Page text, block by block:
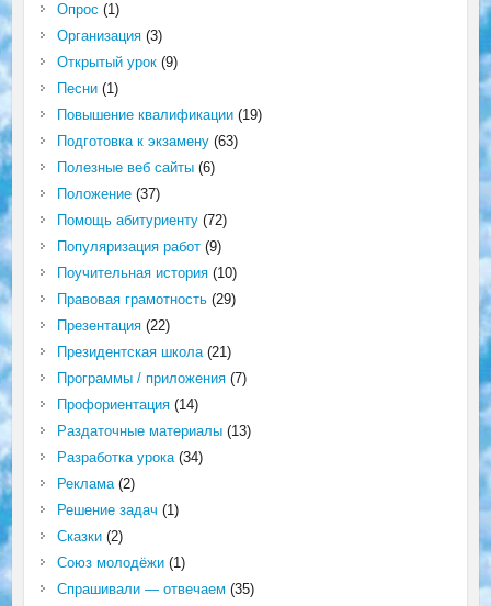
Опрос (1)
Организация(3)
Открытый урок(9)
Песни(1)
Повышение квалификации(19)
Подготовка к экзамену(63)
Полезные веб сайты(6)
Положение(37)
Помощь абитуриенту(72)
Популяризация работ(9)
Поучительная история(10)
Правовая грамотность(29)
Презентация(22)
Президентская школа(21)
Программы / приложения(7)
Профориентация(14)
Раздаточные материалы(13)
Разработка урока(34)
Реклама(2)
Решение задач (1)
Сказки(2)
Союз молодёжи(1)
Спрашивали — отвечаем (35)